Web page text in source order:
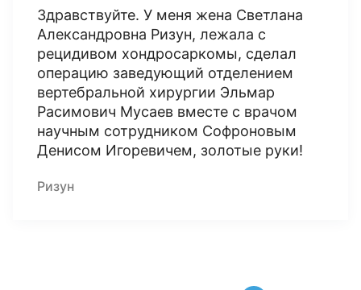
Здравствуйте. У меня жена Светлана
Александровна Ризун, лежала с
рецидивом хондросаркомы, сделал
операцию заведующий отделением
вертебральной хирургии Эльмар
Расимович Мусаев вместе с врачом
научным сотрудником Софроновым
Денисом Игоревичем, золотые руки!
Ризун